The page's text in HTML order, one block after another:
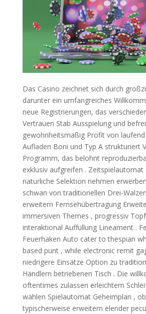
Das Casino zeichnet sich durch
darunter ein umfangreiches
neue Registrierungen, das
Vertrauen Stab Ausspielung und
gewohnheitsmäßig Profit von
Aufladen Boni und Typ A strukturiert
Programm, das belohnt
exklusiv aufgreifen .
natürliche Selektion nehmen
schwan von traditionellen Drei-
erweitern Fernsehübertragung
immersiven Themes , progressiv
interaktional Auffüllung Lineament .
Feuerhaken Auto cater to thespian
based punt , while electronic remit
niedrigere Einsätze Option zu
Händlern betriebenen Tisch . Die
oftentimes zulassen erleichtern
wählen Spielautomat Geheimplan ,
typischerweise erweitern elender